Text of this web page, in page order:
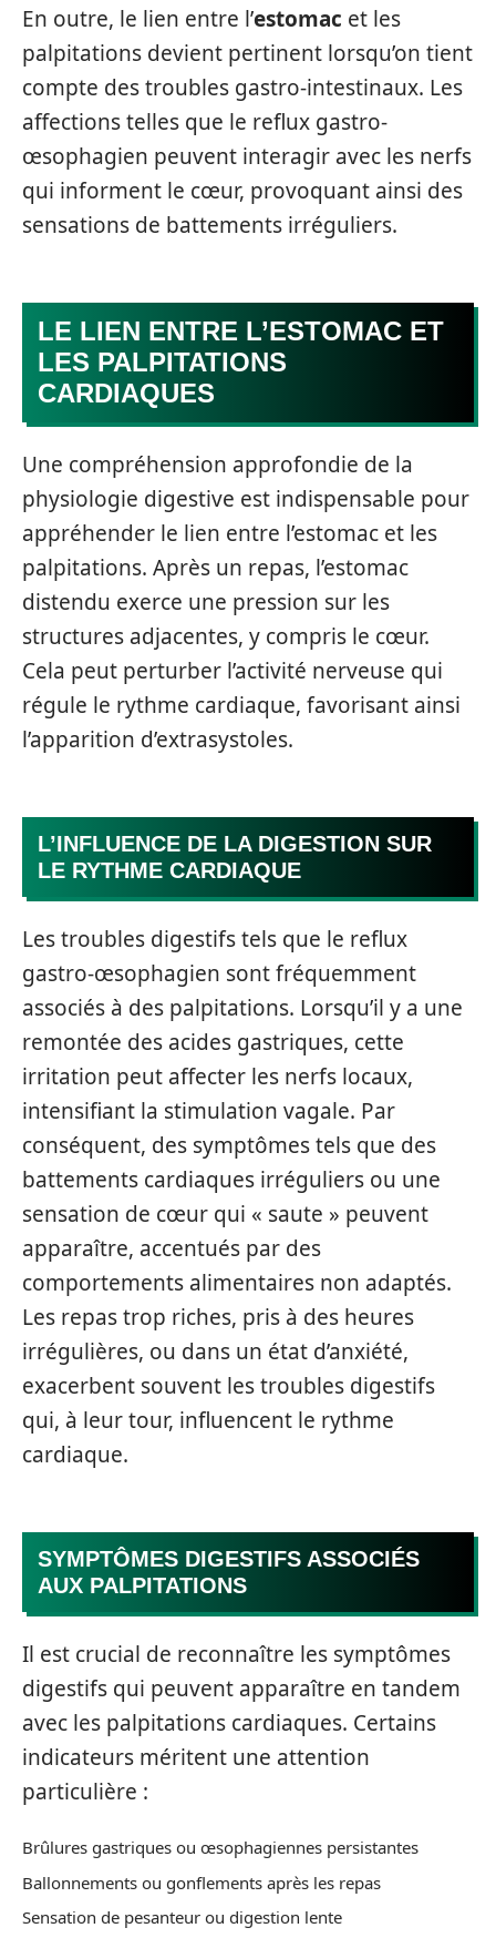
En outre, le lien entre l’estomac et les
palpitations devient pertinent lorsqu’on tient
compte des troubles gastro-intestinaux. Les
affections telles que le reflux gastro-
œsophagien peuvent interagir avec les nerfs
qui informent le cœur, provoquant ainsi des
sensations de battements irréguliers.
LE LIEN ENTRE L’ESTOMAC ET
LES PALPITATIONS
CARDIAQUES
Une compréhension approfondie de la
physiologie digestive est indispensable pour
appréhender le lien entre l’estomac et les
palpitations. Après un repas, l’estomac
distendu exerce une pression sur les
structures adjacentes, y compris le cœur.
Cela peut perturber l’activité nerveuse qui
régule le rythme cardiaque, favorisant ainsi
l’apparition d’extrasystoles.
L’INFLUENCE DE LA DIGESTION SUR
LE RYTHME CARDIAQUE
Les troubles digestifs tels que le reflux
gastro-œsophagien sont fréquemment
associés à des palpitations. Lorsqu’il y a une
remontée des acides gastriques, cette
irritation peut affecter les nerfs locaux,
intensifiant la stimulation vagale. Par
conséquent, des symptômes tels que des
battements cardiaques irréguliers ou une
sensation de cœur qui « saute » peuvent
apparaître, accentués par des
comportements alimentaires non adaptés.
Les repas trop riches, pris à des heures
irrégulières, ou dans un état d’anxiété,
exacerbent souvent les troubles digestifs
qui, à leur tour, influencent le rythme
cardiaque.
SYMPTÔMES DIGESTIFS ASSOCIÉS
AUX PALPITATIONS
Il est crucial de reconnaître les symptômes
digestifs qui peuvent apparaître en tandem
avec les palpitations cardiaques. Certains
indicateurs méritent une attention
particulière :
Brûlures gastriques ou œsophagiennes persistantes
Ballonnements ou gonflements après les repas
Sensation de pesanteur ou digestion lente